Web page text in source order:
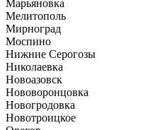
Марьяновка
Мелитополь
Мирноград
Моспино
Нижние Серогозы
Николаевка
Новоазовск
Нововоронцовка
Новогродовка
Новотроицкое